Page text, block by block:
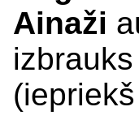
Ainaži